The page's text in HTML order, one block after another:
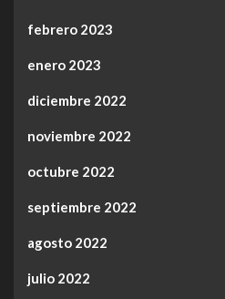
febrero 2023
enero 2023
diciembre 2022
noviembre 2022
octubre 2022
septiembre 2022
agosto 2022
julio 2022